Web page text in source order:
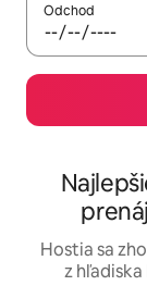
Odchod
Hostia sa
z